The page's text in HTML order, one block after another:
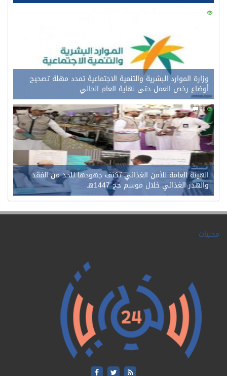
117
وزارة الموارد البشرية والتنمية الاجتماعية تمدد مهلة تصحيح
أوضاع رخص العمل حتى نهاية العام الحالي
98
0
الهيئة العامة للأمن الغذائي تكثف جهودها للحد من الفقد
والهدر الغذائي خلال موسم حج 1447هـ
محليات